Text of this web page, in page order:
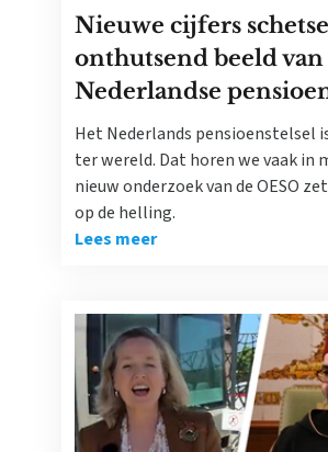
Nieuwe cijfers
onthutsend beeld van
Nederlandse
Het Nederlands pensioenstelsel
ter wereld. Dat horen we vaak in
nieuw onderzoek van de OESO
op de helling.
Lees meer